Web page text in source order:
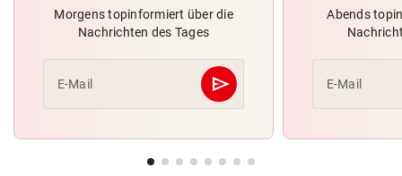
Morgens topinformiert über die
Nachrichten des Tages
E-Mail send
Abschicken
Abends
E-Mail